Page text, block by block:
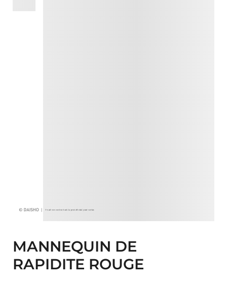
MANNEQUIN DE
RAPIDITE ROUGE